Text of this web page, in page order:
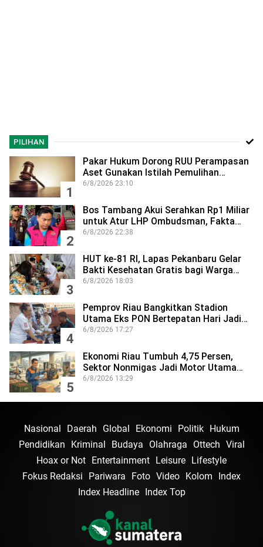
PILIHAN
1
Pakar Hukum Dorong RUU Perampasan
Aset Gunakan Istilah Pemulihan…
6/8/2026 23:10
2
Bos Tambang Akui Serahkan Rp1 Miliar
untuk Atur LHP Ombudsman, Fakta…
6/8/2026 22:38
3
HUT ke-81 RI, Lapas Pekanbaru Gelar
Bakti Kesehatan Gratis bagi Warga…
6/8/2026 18:03
4
Pemprov Riau Bangkitkan Stadion
Utama Eks PON Bertepatan Hari Jadi…
6/8/2026 17:27
5
Ekonomi Riau Tumbuh 4,75 Persen,
Sektor Nonmigas Jadi Motor Utama…
6/8/2026 13:29
Nasional Daerah Global Ekonomi Politik
Hukum
Pendidikan
Kriminal Budaya Olahraga Ottech Viral
Hoax or Not Entertainment Leisure Lifestyle
Fokus Redaksi
Pariwara Foto Video Kolom
Index
Index Headline
Index Top